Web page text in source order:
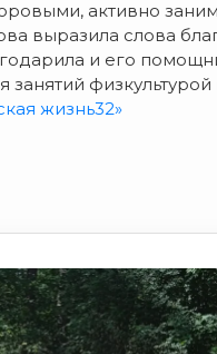
активно
выразила слова
и его
занятий
жизнь32»